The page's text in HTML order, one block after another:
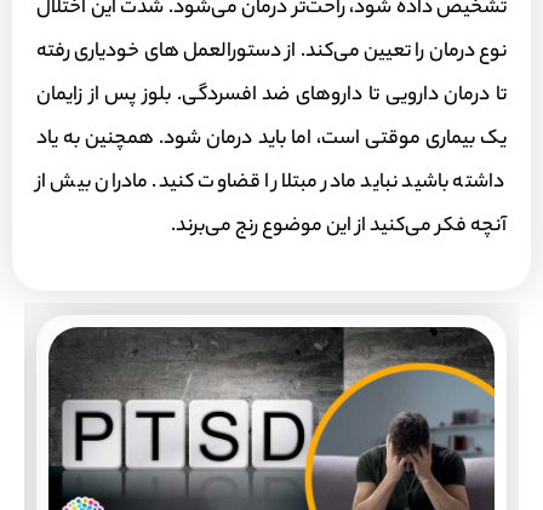
تشخیص داده شود، راحت‌تر درمان می‌شود. شدت این اختلال
نوع درمان را تعیین می‌کند. از دستورالعمل های خودیاری رفته
تا درمان دارویی تا داروهای ضد افسردگی. بلوز پس از زایمان
یک بیماری موقتی است، اما باید درمان شود. همچنین به یاد
داشته باشید نباید مادر مبتلا را قضاوت کنید. مادران بیش از
آنچه فکر می‌کنید از این موضوع رنج می‌برند.